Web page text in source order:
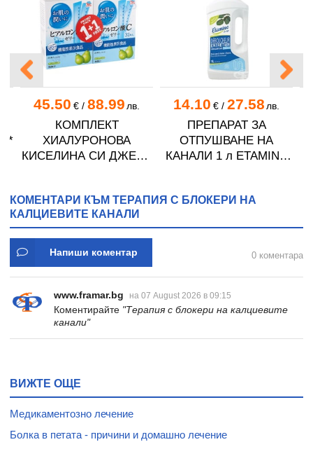
*
45.50 €/ 88.99 лв.
КОМПЛЕКТ
ХИАЛУРОНОВА
КИСЕЛИНА СИ ДЖЕЛИ
14.10 €/ 27.58 лв.
ПРЕПАРАТ ЗА
ОТПУШВАНЕ НА
КАНАЛИ 1 л ETAMINE
КОМЕНТАРИ КЪМ ТЕРАПИЯ С БЛОКЕРИ НА
КАЛЦИЕВИТЕ КАНАЛИ
Напиши коментар 0 коментара
www.framar.bg на 07 August 2026 в 09:15
Коментирайте "Терапия с блокери на калциевите
канали"
ВИЖТЕ ОЩЕ
Медикаментозно лечение
Болка в петата - причини и домашно лечение